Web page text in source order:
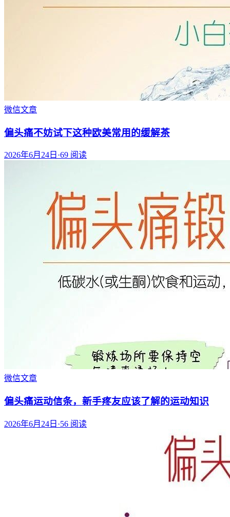
微信文章
偏头痛不妨试下这种欧美常用的缓解茶
2026年6月24日 ·69 阅读
微信文章
偏头痛运动信条，新手疼友应该了解的运动知识
2026年6月24日 ·56 阅读